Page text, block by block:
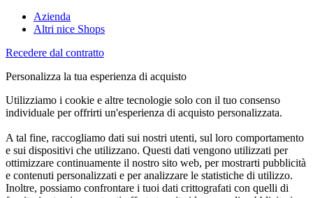
Azienda
Altri nice Shops
Recedere dal contratto
Personalizza la tua esperienza di acquisto
Utilizziamo i cookie e altre tecnologie solo con il tuo consenso
individuale per offrirti un'esperienza di acquisto personalizzata.
A tal fine, raccogliamo dati sui nostri utenti, sul loro comportamento
e sui dispositivi che utilizzano. Questi dati vengono utilizzati per
ottimizzare continuamente il nostro sito web, per mostrarti pubblicità
e contenuti personalizzati e per analizzare le statistiche di utilizzo.
Inoltre, possiamo confrontare i tuoi dati crittografati con quelli di